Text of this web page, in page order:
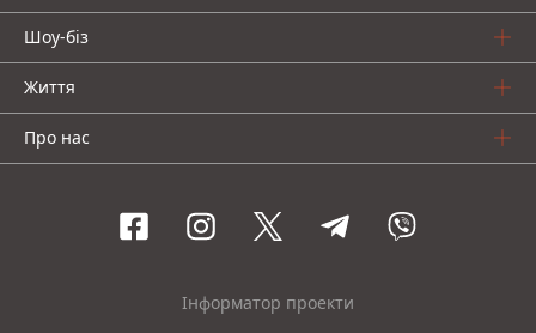
Шоу-біз
Життя
Про нас
Інформатор проекти